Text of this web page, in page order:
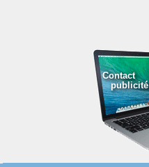
Contact
publicité